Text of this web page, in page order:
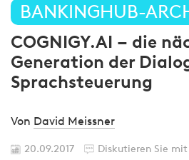
BANKINGHUB-
COGNIGY.AI – die
Generation der
Sprachsteuerung
Von David Meissner
20.09.2017 Diskutieren Sie mit